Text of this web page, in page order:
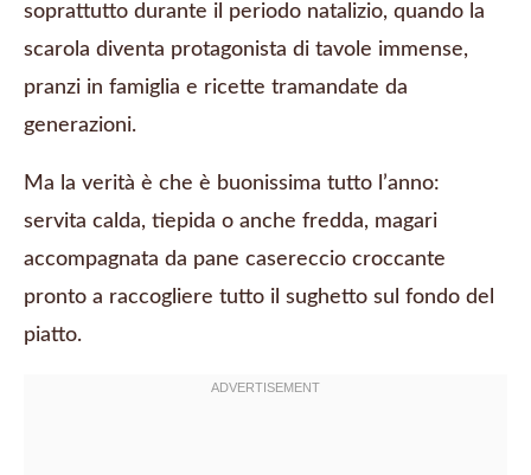
soprattutto durante il periodo natalizio, quando la
scarola diventa protagonista di tavole immense,
pranzi in famiglia e ricette tramandate da
generazioni.
Ma la verità è che è buonissima tutto l’anno:
servita calda, tiepida o anche fredda, magari
accompagnata da pane casereccio croccante
pronto a raccogliere tutto il sughetto sul fondo del
piatto.